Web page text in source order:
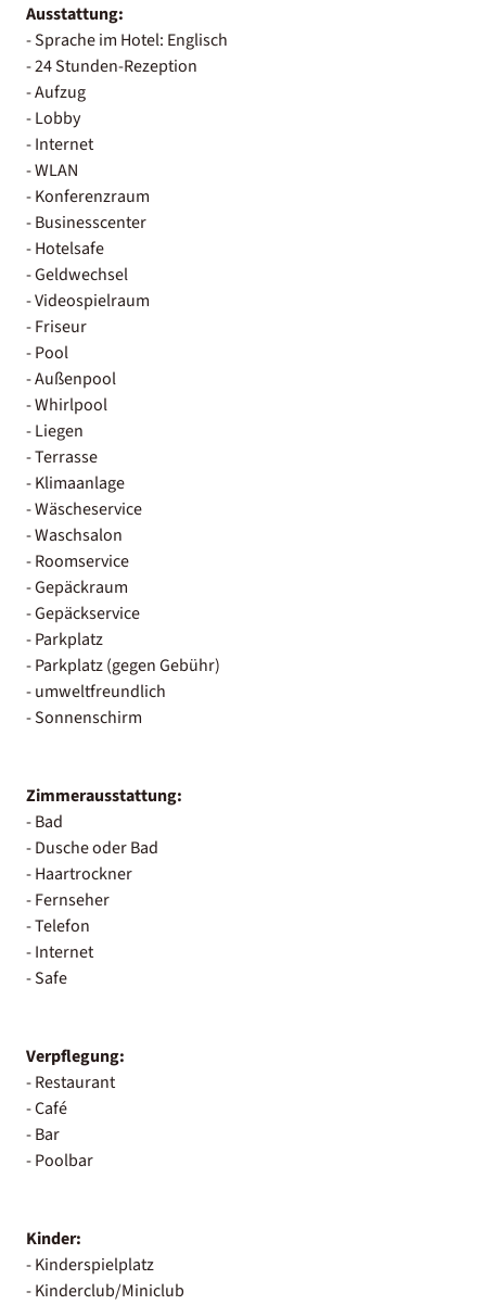
Ausstattung:
- Sprache im Hotel: Englisch
- 24 Stunden-Rezeption
- Aufzug
- Lobby
- Internet
- WLAN
- Konferenzraum
- Businesscenter
- Hotelsafe
- Geldwechsel
- Videospielraum
- Friseur
- Pool
- Außenpool
- Whirlpool
- Liegen
- Terrasse
- Klimaanlage
- Wäscheservice
- Waschsalon
- Roomservice
- Gepäckraum
- Gepäckservice
- Parkplatz
- Parkplatz (gegen Gebühr)
- umweltfreundlich
- Sonnenschirm
Zimmerausstattung:
- Bad
- Dusche oder Bad
- Haartrockner
- Fernseher
- Telefon
- Internet
- Safe
Verpflegung:
- Restaurant
- Café
- Bar
- Poolbar
Kinder:
- Kinderspielplatz
- Kinderclub/Miniclub